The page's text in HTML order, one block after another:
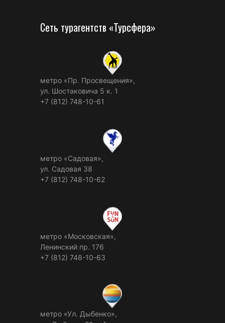
Сеть турагентств «Турсфера»
метро «Пр. Просвещения»,
ул. Шостаковича 5 к. 1
+7 (812) 748-10-61
метро «Садовая»,
ул. Садовая 38
+7 (812) 748-10-62
метро «Московская»,
Ленинский пр. 176
+7 (812) 748-10-63
метро «Ул. Дыбенко»,